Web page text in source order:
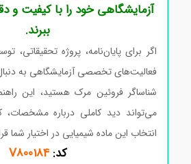
آزمایشگاهی خود را با کیفیت و
ببرند.
اگر برای پایان‌نامه، پروژه تحقیقاتی،
فعالیت‌های تخصصی آزمایشگاهی به دنبال
شناساگر فروئین مرک هستید، این
می‌تواند دید کاملی درباره مشخصات،
انتخاب این ماده شیمیایی در اختیار شما قرار
کد:V800184